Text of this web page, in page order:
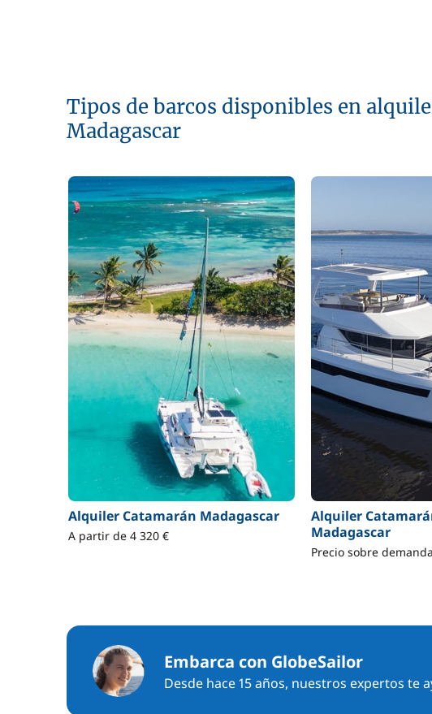
Tipos de barcos disponibles en
Madagascar
Alquiler Catamarán Madagascar
A partir de 4 320 €
Alquiler
Madagascar
Precio sobre demanda
Embarca con GlobeSailor
Desde hace 15 años, nuestros expertos